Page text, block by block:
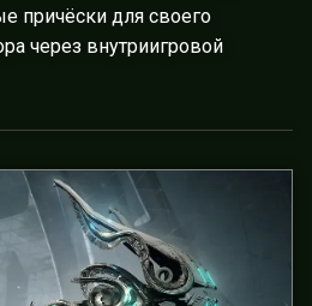
причёски для своего
через внутриигровой